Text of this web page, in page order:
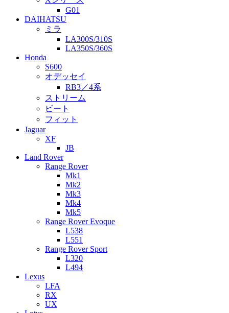
G01
DAIHATSU
ミラ
LA300S/310S
LA350S/360S
Honda
S600
オデッセイ
RB3／4系
ストリーム
ビート
フィット
Jaguar
XF
JB
Land Rover
Range Rover
Mk1
Mk2
Mk3
Mk4
Mk5
Range Rover Evoque
L538
L551
Range Rover Sport
L320
L494
Lexus
LFA
RX
UX